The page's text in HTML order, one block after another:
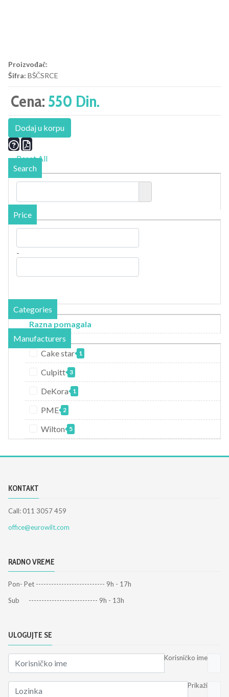
Proizvođač:
Šifra: BŠČSRCE
Cena: 550 Din.
Dodaj u korpu
Reset All
Search
Price
-
Categories
Razna pomagala
Manufacturers
Cake star 1
Culpitt 3
DeKora 1
PME 2
Wilton 5
KONTAKT
Call: 011 3057 459
office@eurowilt.com
RADNO VREME
Pon- Pet --------------------------- 9h - 17h
Sub --------------------------- 9h - 13h
ULOGUJTE SE
Korisničko ime
Prikaži